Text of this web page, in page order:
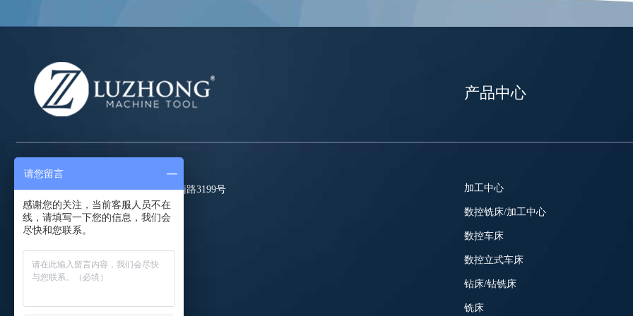
地址： 山东省滕州市经济开发区龙泉南路3199号
电话： 0632-5083087
邮箱：coco@luzhongmc.com
产品中心
加工中心
数控铣床/加工中心
数控车床
数控立式车床
钻床/钻铣床
铣床
请您留言
感谢您的关注，当前客服人员不在
线，请填写一下您的信息，我们会
尽快和您联系。